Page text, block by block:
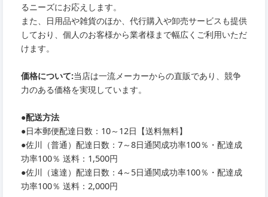
るニーズにお応えします。
また、日用品や雑貨のほか、代行購入や卸売サービスも提供
しており、個人のお客様から業者様まで幅広くご利用いただ
けます。
価格について:当店は一流メーカーからの直販であり、競争
力のある価格を実現しています。
●配送方法
●日本郵便配達日数：10～12日【送料無料】
●佐川（普通）配達日数：7～8日通関成功率100％・配達成
功率100％ 送料：1,500円
●佐川（速達）配達日数：4～5日通関成功率100％・配達成
功率100％ 送料：2,000円